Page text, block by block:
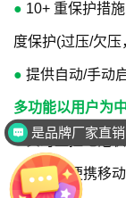
● 10+ 重保护措
度保护(过压/欠压
● 提供自动/手动
多功能以用户为
●实时监控电池
●可作为便携移
是品牌厂家直销